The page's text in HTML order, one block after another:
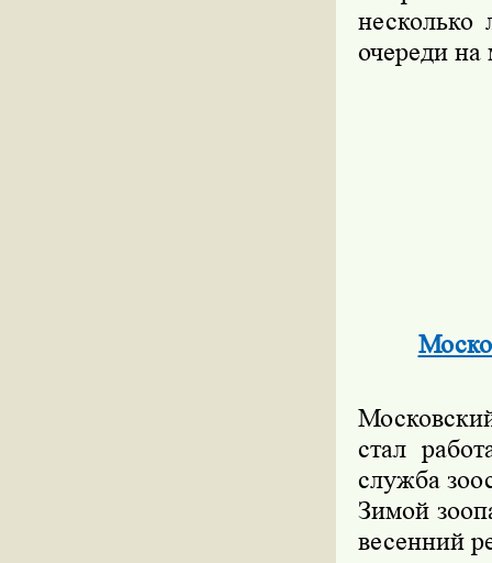
несколько
очереди на
стал
служба
Зимой
весенний